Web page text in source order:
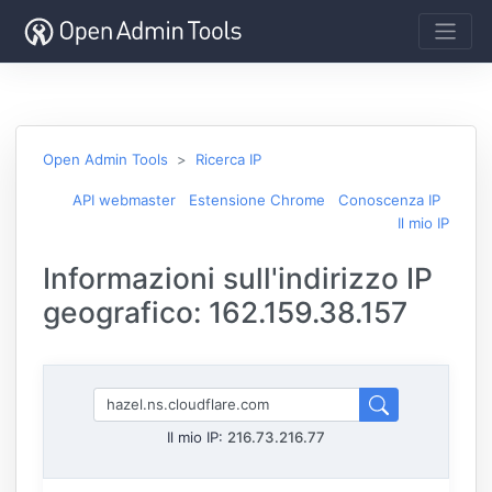
Open Admin Tools Ricerca IP
API webmaster Estensione Chrome
Conoscenza IP
Il mio IP
Informazioni sull'indirizzo IP
geografico: 162.159.38.157
Il mio IP: 216.73.216.77